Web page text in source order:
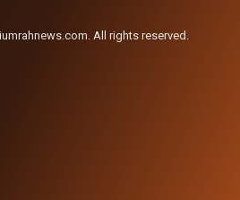
All rights reserved.